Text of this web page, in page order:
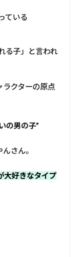
ている
る子」と言われ
ラクターの原点
の男の子”
さん。
大好きなタイプ